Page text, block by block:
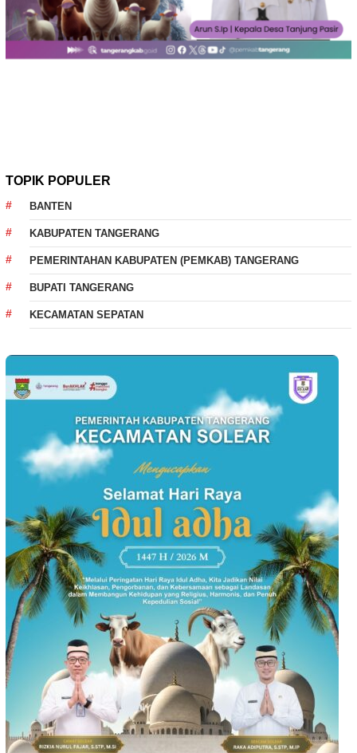
TOPIK POPULER
BANTEN
KABUPATEN TANGERANG
PEMERINTAHAN KABUPATEN (PEMKAB) TANGERANG
BUPATI TANGERANG
KECAMATAN SEPATAN